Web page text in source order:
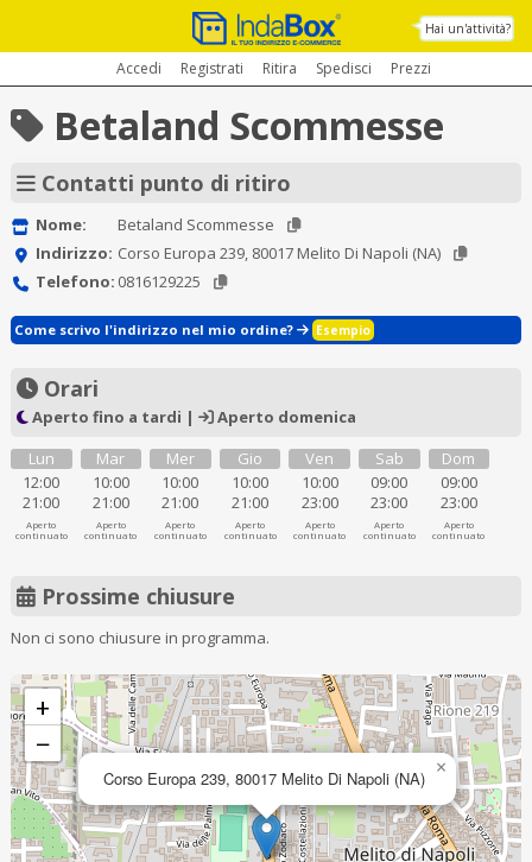
Hai un'attività?
Accedi Registrati Ritira Spedisci Prezzi
Betaland Scommesse
Contatti punto di ritiro
Nome:
Betaland Scommesse
Indirizzo: Corso Europa 239, 80017 Melito Di Napoli (NA)
Telefono: 0816129225
Come scrivo l'indirizzo nel mio ordine? Esempio
Orari
Aperto fino a tardi |
Aperto domenica
Lun
12:00
21:00
Aperto
continuato
Mar
10:00
21:00
Aperto
continuato
Mer
10:00
21:00
Aperto
continuato
Gio
10:00
21:00
Aperto
continuato
Ven
10:00
23:00
Aperto
continuato
Sab
09:00
23:00
Aperto
continuato
Dom
09:00
23:00
Aperto
continuato
Prossime chiusure
Non ci sono chiusure in programma.
Corso Europa 239, 80017 Melito Di Napoli (NA) ×
+
−